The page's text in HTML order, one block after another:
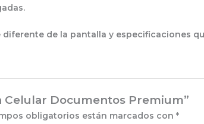
de la pantalla y especificaciones
Celular Documentos Premium”
obligatorios están marcados con*